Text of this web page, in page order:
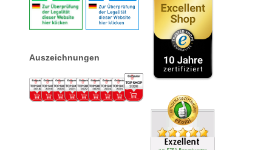
Auszeichnungen